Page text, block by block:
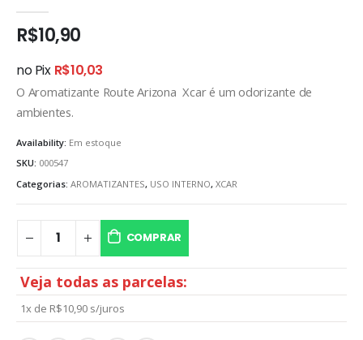
R$10,90
no Pix R$10,03
O Aromatizante Route Arizona Xcar é um odorizante de
ambientes.
Availability: Em estoque
SKU: 000547
Categorias: AROMATIZANTES, USO INTERNO, XCAR
COMPRAR
Veja todas as parcelas:
1x de R$10,90 s/juros